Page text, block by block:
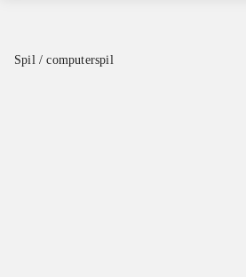
Spil / computerspil